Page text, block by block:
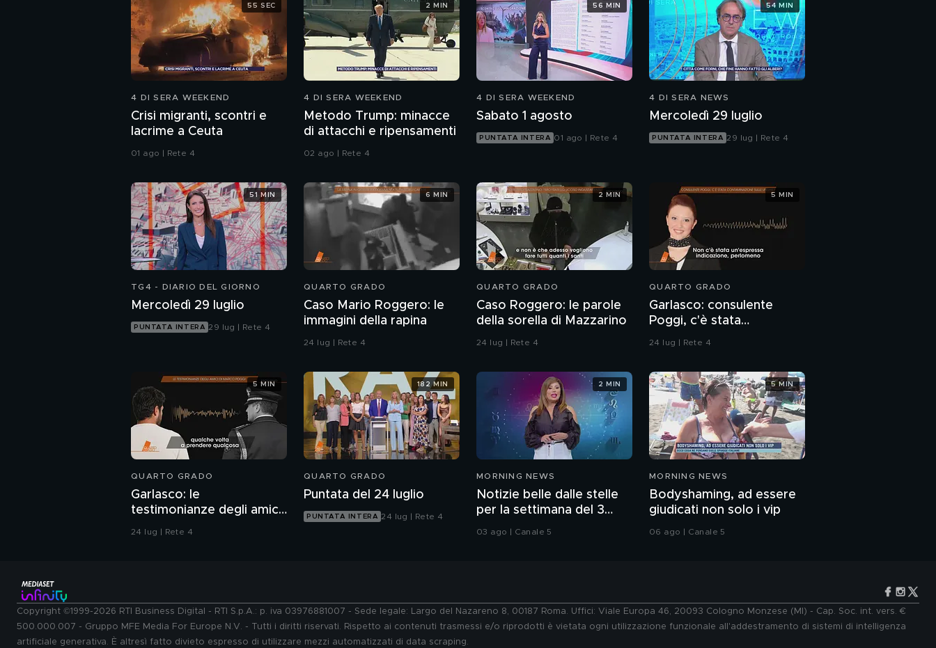
4 DI SERA WEEKEND
Crisi migranti, scontri e
lacrime a Ceuta
01 ago | Rete 4
55 SEC
4 DI SERA WEEKEND
Metodo Trump: minacce
di attacchi e ripensamenti
02 ago | Rete 4
2 MIN
4 DI SERA WEEKEND
Sabato 1 agosto
PUNTATA INTERA 01 ago | Rete 4
56 MIN
4 DI SERA NEWS
Mercoledì 29 luglio
PUNTATA INTERA 29 lug | Rete 4
54 MIN
TG4 - DIARIO DEL GIORNO
Mercoledì 29 luglio
PUNTATA INTERA 29 lug | Rete 4
51 MIN
QUARTO GRADO
Caso Mario Roggero: le
immagini della rapina
24 lug | Rete 4
6 MIN
QUARTO GRADO
Caso Roggero: le parole
della sorella di Mazzarino
24 lug | Rete 4
2 MIN
QUARTO GRADO
Garlasco: consulente
Poggi, c'è stata
contaminazione sulle
24 lug | Rete 4
5 MIN
QUARTO GRADO
Garlasco: le
testimonianze degli amici
di Marco Poggi
24 lug | Rete 4
5 MIN
QUARTO GRADO
Puntata del 24 luglio
PUNTATA INTERA 24 lug | Rete 4
182 MIN
MORNING NEWS
Notizie belle dalle stelle
per la settimana del 3
agosto
03 ago | Canale 5
2 MIN
MORNING NEWS
Bodyshaming, ad essere
giudicati non solo i vip
06 ago | Canale 5
5 MIN
Copyright ©1999-2026 RTI Business Digital - RTI S.p.A.: p. iva 03976881007 - Sede legale: Largo del Nazareno 8, 00187 Roma. Uffici: Viale Europa 46, 20093 Cologno Monzese (MI) - Cap. Soc. int. vers. €
500.000.007 - Gruppo MFE Media For Europe N.V. - Tutti i diritti riservati. Rispetto ai contenuti trasmessi e/o riprodotti è vietata ogni utilizzazione funzionale all'addestramento di sistemi di intelligenza
artificiale generativa. È altresì fatto divieto espresso di utilizzare mezzi automatizzati di data scraping.